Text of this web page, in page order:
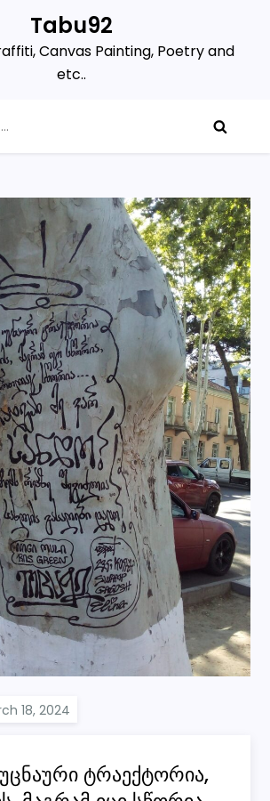
Tabu92
Canvas Painting, Poetry and
etc..
ტრაექტორია,